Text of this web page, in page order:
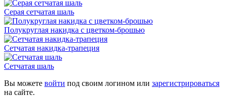
Серая сетчатая шаль
Полукруглая накидка с цветком-брошью
Сетчатая накидка-трапеция
Сетчатая шаль
Вы можете войти под своим логином или зарегистрироваться
на сайте.